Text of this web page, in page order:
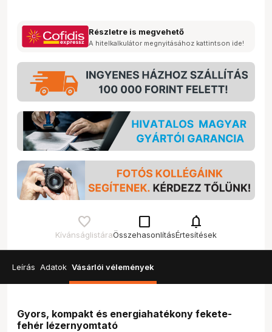
Részletre is megvehető
A hitelkalkulátor megnyitásához kattintson ide!
Kívánságlistára
check_box_outline_blank
Összehasonlítás
notifications
Értesítések
Leírás Adatok Vásárlói vélemények
Gyors, kompakt és energiahatékony fekete-
fehér lézernyomtató